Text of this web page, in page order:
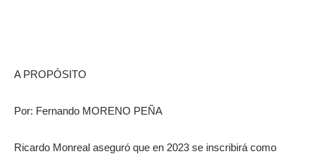
A PROPÓSITO
Por: Fernando MORENO PEÑA
Ricardo Monreal aseguró que en 2023 se inscribirá como